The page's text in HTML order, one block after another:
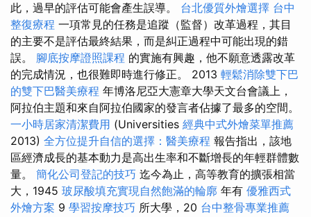
此，過早的評估可能會產生誤導。 台北優質外燴選擇 台中
整復療程 一項常見的任務是追蹤（監督）改革過程，其目
的主要不是評估最終結果，而是糾正過程中可能出現的錯
誤。 腳底按摩證照課程 的實施有興趣，他不願意透露改革
的完成情況，也很難即時進行修正。 2013 輕鬆消除雙下巴
的雙下巴醫美療程 年博洛尼亞大憲章大學天文台會議上，
阿拉伯主題和來自阿拉伯國家的發言者佔據了最多的空間。
一小時居家清潔費用 (Universities 經典中式外燴菜單推薦
2013) 全方位提升自信的選擇：醫美療程 報告指出，該地
區經濟成長的基本動力是高出生率和不斷增長的年輕群體數
量。 簡化公司登記的技巧 迄今為止，高等教育的擴張相當
大，1945 玻尿酸填充實現自然飽滿的輪廓 年有 優雅西式
外燴方案 9 學習按摩技巧 所大學，20 台中整骨專業推薦